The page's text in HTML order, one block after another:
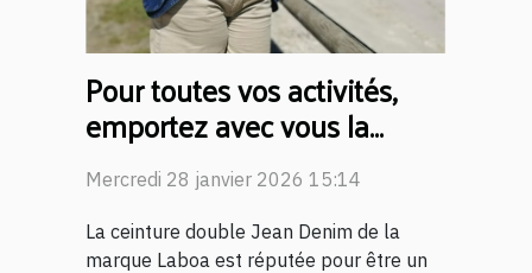
Pour toutes vos activités,
emportez avec vous la
ceinture double Jean Denim
!Mercredi 28 janvier 2026 15:14
La ceinture double Jean Denim de la
marque Laboa est réputée pour être un